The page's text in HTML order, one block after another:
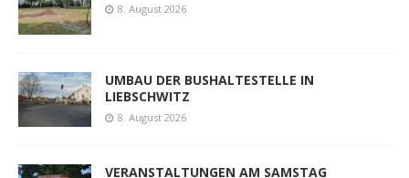
8. August 2026
UMBAU DER BUSHALTESTELLE IN
LIEBSCHWITZ
8. August 2026
VERANSTALTUNGEN AM SAMSTAG